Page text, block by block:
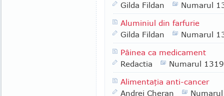
Gilda Fildan
Numarul
Aluminiul din farfurie
Gilda Fildan
Numarul
Pâinea ca medicament
Redactia
Numarul 1319
Alimentaţia anti-cancer
Andrei Cheran